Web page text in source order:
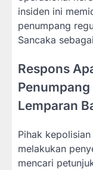
insiden ini
penumpang
Sancaka
Respons
Lemparan
Pihak
melakukan
mencari